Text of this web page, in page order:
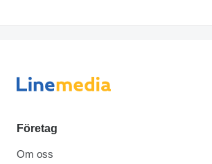
Företag
Om oss